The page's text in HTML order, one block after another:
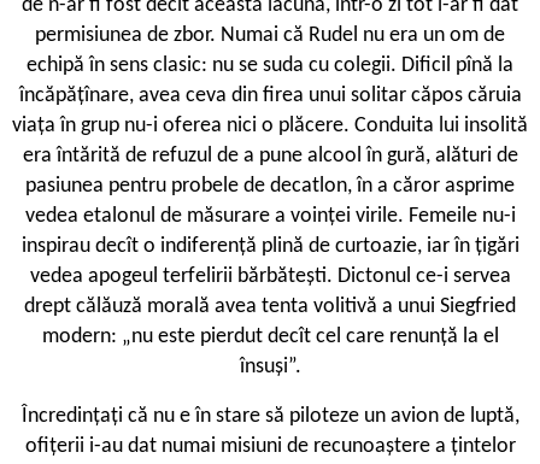
de n-ar fi fost decît această lacună, într-o zi tot i-ar fi dat
permisiunea de zbor. Numai că Rudel nu era un om de
echipă în sens clasic: nu se suda cu colegii. Dificil pînă la
încăpăţînare, avea ceva din firea unui solitar căpos căruia
viaţa în grup nu-i oferea nici o plăcere. Conduita lui insolită
era întărită de refuzul de a pune alcool în gură, alături de
pasiunea pentru probele de decatlon, în a căror asprime
vedea etalonul de măsurare a voinţei virile. Femeile nu-i
inspirau decît o indiferenţă plină de curtoazie, iar în ţigări
vedea apogeul terfelirii bărbăteşti. Dictonul ce-i servea
drept călăuză morală avea tenta volitivă a unui Siegfried
modern: „nu este pierdut decît cel care renunţă la el
însuşi”.
Încredinţaţi că nu e în stare să piloteze un avion de luptă,
ofițerii i-au dat numai misiuni de recunoaştere a ţintelor